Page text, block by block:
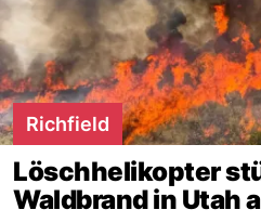
Richfield
Löschhelikopter
Waldbrand in Utah